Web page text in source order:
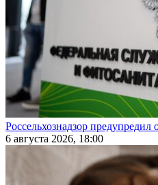
Россельхознадзор
6 августа 2026, 18:00